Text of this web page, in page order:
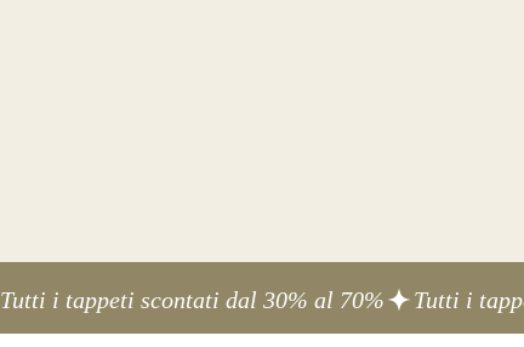
Tutti i tappeti scontati dal 30% al 70%